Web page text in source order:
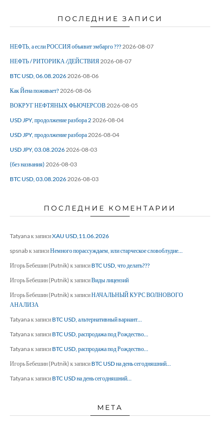
ПОСЛЕДНИЕ ЗАПИСИ
НЕФТЬ, а если РОССИЯ объявит эмбарго ??? 2026-08-07
НЕФТЬ / РИТОРИКА /ДЕЙСТВИЯ 2026-08-07
BTC USD, 06.08.2026 2026-08-06
Как Йена поживает? 2026-08-06
ВОКРУГ НЕФТЯНЫХ ФЬЮЧЕРСОВ 2026-08-05
USD JPY, продолжение разбора 2 2026-08-04
USD JPY, продолжение разбора 2026-08-04
USD JPY, 03.08.2026 2026-08-03
(без названия) 2026-08-03
BTC USD, 03.08.2026 2026-08-03
ПОСЛЕДНИЕ КОМЕНТАРИИ
Tatyanaк записиXAU USD,11.06.2026
spsnabк записиНемного порассуждаем, или старческое словоблудие…
Игорь Бебешин (Putnik) к записи BTC USD, что делать???
Игорь Бебешин (Putnik) к записиВиды лицензий
Игорь Бебешин (Putnik) к записиНАЧАЛЬНЫЙ КУРС ВОЛНОВОГО
АНАЛИЗА
Tatyanaк записи BTC USD, альтернативный вариант…
Tatyanaк записи BTC USD, распродажа под Рождество…
Tatyanaк записи BTC USD, распродажа под Рождество…
Игорь Бебешин (Putnik) к записи BTC USD на день сегодняшний…
Tatyanaк записи BTC USD на день сегодняшний…
МЕТА